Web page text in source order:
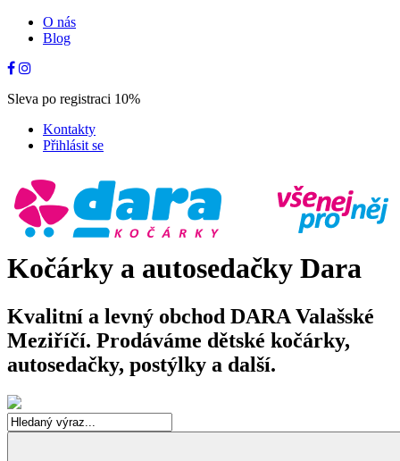
O nás
Blog
Sleva po registraci 10%
Kontakty
Přihlásit se
Kočárky a autosedačky Dara
Kvalitní a levný obchod DARA Valašské
Meziříčí. Prodáváme dětské kočárky,
autosedačky, postýlky a další.